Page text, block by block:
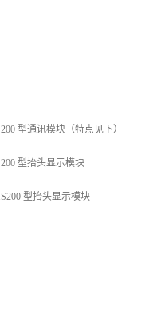
型通讯模块（特点见下）
型抬头显示模块
型抬头显示模块